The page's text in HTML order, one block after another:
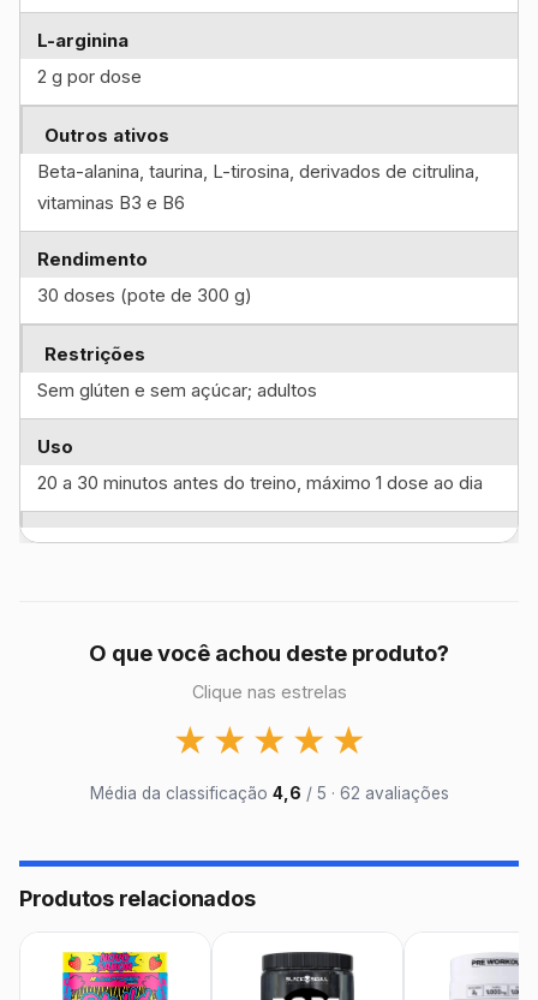
L-arginina
2 g por dose
Outros ativos
Beta-alanina, taurina, L-tirosina, derivados de citrulina,
vitaminas B3 e B6
Rendimento
30 doses (pote de 300 g)
Restrições
Sem glúten e sem açúcar; adultos
Uso
20 a 30 minutos antes do treino, máximo 1 dose ao dia
O que você achou deste produto?
Clique nas estrelas
★ ★ ★ ★ ★
Média da classificação 4,6 / 5 · 62 avaliações
Produtos relacionados